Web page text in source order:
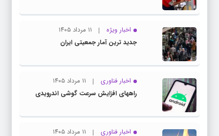
اخبار ویژه
۱۱ مرداد ۱۴۰۵
جدید ترین آمار جمعیتی ایران
اخبار فناوری
۱۱ مرداد ۱۴۰۵
راههای افزایش سرعت گوشی اندرویدی
اخبار فناوری
۱۱ مرداد ۱۴۰۵